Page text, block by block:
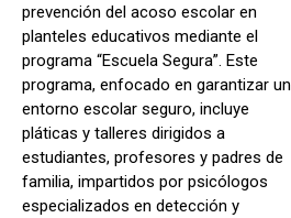
prevención del acoso escolar en
planteles educativos mediante el
programa “Escuela Segura”. Este
programa, enfocado en garantizar un
entorno escolar seguro, incluye
pláticas y talleres dirigidos a
estudiantes, profesores y padres de
familia, impartidos por psicólogos
especializados en detección y